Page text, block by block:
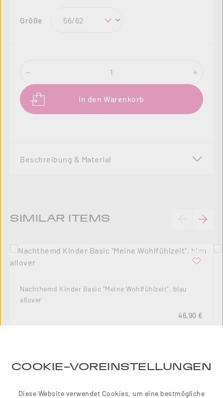
Größe auswählen
Produkt Anzahl: Gib den gewünschten
In den Warenkorb
Beschreibung & Material
Produktgalerie überspringen
SIMILAR ITEMS
Nachthemd Kinder Basic "Meine Wohlfühlzeit", blau
allover
Regulärer
46,90 €
10 %
COOKIE-VOREINSTELLUNGEN
Diese Website verwendet Cookies, um eine bestmögliche